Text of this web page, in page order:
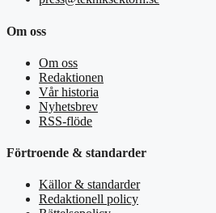
Om oss
Om oss
Redaktionen
Vår historia
Nyhetsbrev
RSS-flöde
Förtroende & standarder
Källor & standarder
Redaktionell policy